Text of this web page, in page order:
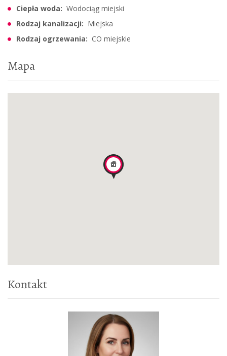
Ciepła woda: Wodociąg miejski
Rodzaj kanalizacji: Miejska
Rodzaj ogrzewania: CO miejskie
Mapa
Kontakt